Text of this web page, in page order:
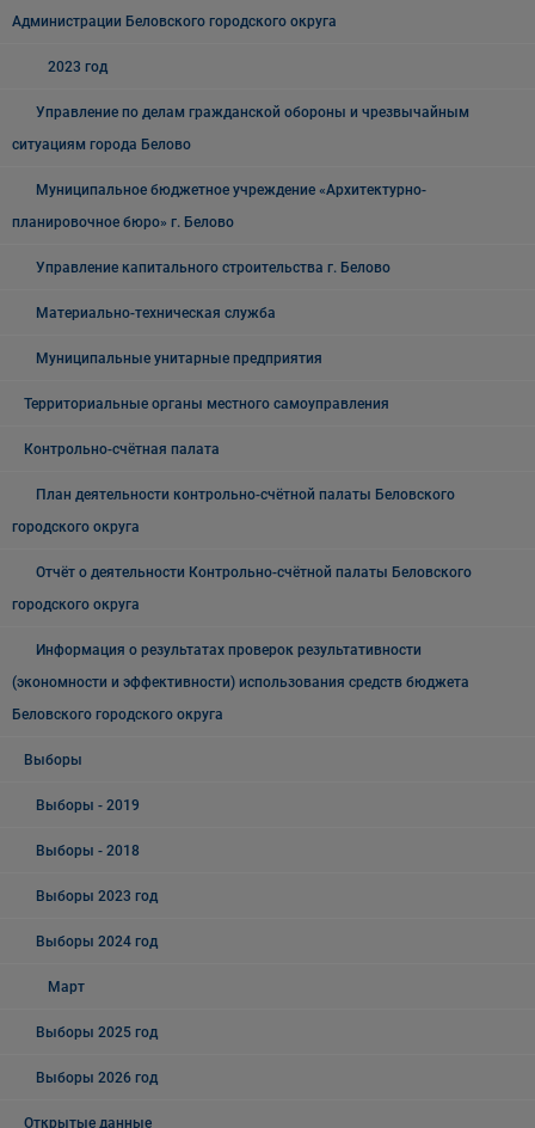
Администрации Беловского городского округа
2023 год
Управление по делам гражданской обороны и чрезвычайным
ситуациям города Белово
Муниципальное бюджетное учреждение «Архитектурно-
планировочное бюро» г. Белово
Управление капитального строительства г. Белово
Материально-техническая служба
Муниципальные унитарные предприятия
Территориальные органы местного самоуправления
Контрольно-счётная палата
План деятельности контрольно-счётной палаты Беловского
городского округа
Отчёт о деятельности Контрольно-счётной палаты Беловского
городского округа
Информация о результатах проверок результативности
(экономности и эффективности) использования средств бюджета
Беловского городского округа
Выборы
Выборы - 2019
Выборы - 2018
Выборы 2023 год
Выборы 2024 год
Март
Выборы 2025 год
Выборы 2026 год
Открытые данные